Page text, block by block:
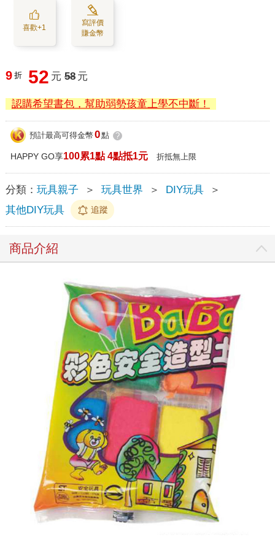
喜歡+1
寫評價
賺金幣
9 折 52 元 58 元
認購希望書包，幫助弱勢孩童上學不中斷！
預計最高可得金幣 0點 ?
HAPPY GO享100累1點 4點抵1元 折抵無上限
分類： 玩具親子 ＞ 玩具世界 ＞ DIY玩具
＞
其他DIY玩具
追蹤
商品介紹